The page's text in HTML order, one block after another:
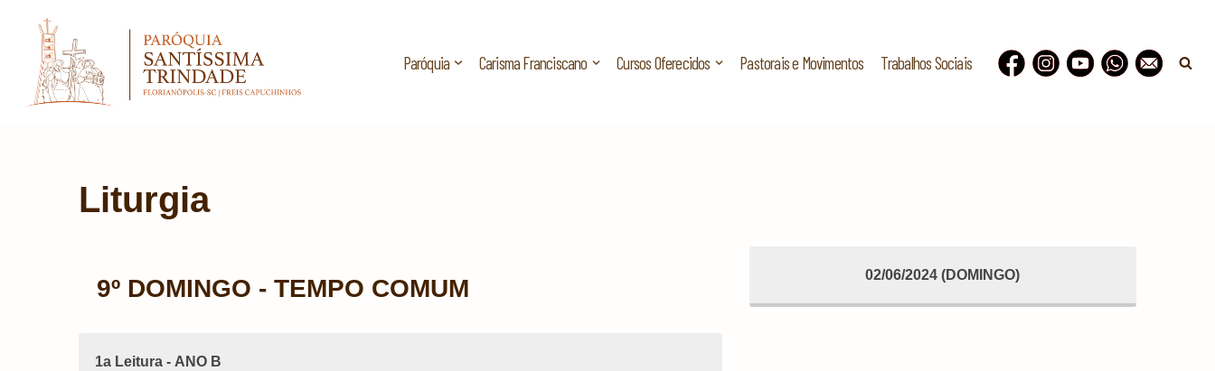
Pular
para
Paróquia Carisma Franciscano Cursos Oferecidos Pastorais e Movimentos Trabalhos Sociais
Liturgia
9º DOMINGO - TEMPO COMUM
1a Leitura - ANO B
02/06/2024 (DOMINGO)